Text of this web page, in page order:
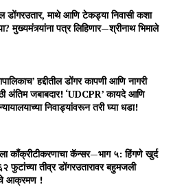
डोंगरउतार, माथे आणि टेकड्या निवासी कशा
मुख्यमंत्र्यांना पत्र लिहिणार—श्रीनाथ भिमाले
हद्दीतील डोंगर कापणी आणि नागरी
अंतिम जबाबदार! ‘UDCPR’ कायदे आणि
निवाड्यांवरून तरी घ्या धडा!
काँक्रीटीकरणाचा कॅन्सर—भाग ५: हिंगणे खुर्द
फुटांच्या तीव्र डोंगरउतारावर बहुमजली
आक्रमण !